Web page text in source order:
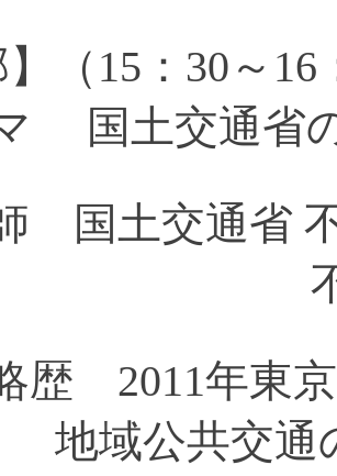
】（15：30～
国土交通省
国土交通省
産投資
歴 2011年東
域公共交通の